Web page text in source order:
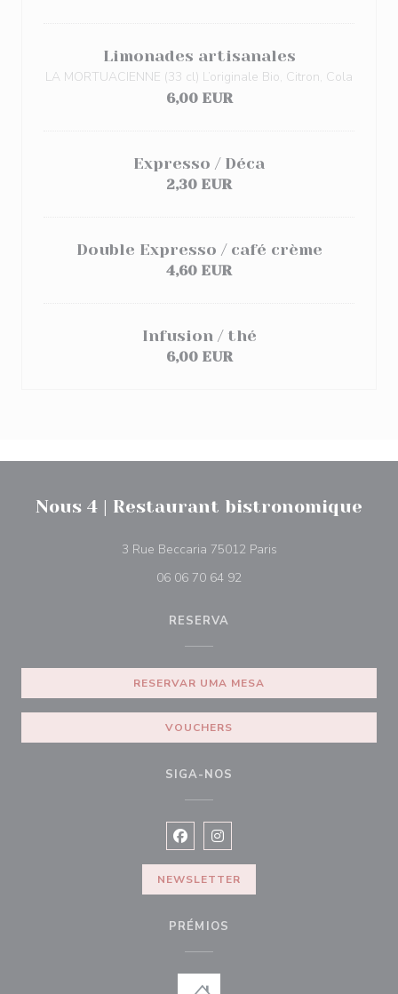
Limonades artisanales
LA MORTUACIENNE (33 cl) L’originale Bio, Citron, Cola
6,00 EUR
Expresso / Déca
2,30 EUR
Double Expresso / café crème
4,60 EUR
Infusion / thé
6,00 EUR
Nous 4 | Restaurant bistronomique
3 Rue Beccaria 75012 Paris((abre numa nova
06 06 70 64 92
RESERVA
RESERVAR UMA MESA
VOUCHERS
SIGA-NOS
Facebook ((abre numa nova janela))
Instagram ((abre numa nova
NEWSLETTER
PRÉMIOS